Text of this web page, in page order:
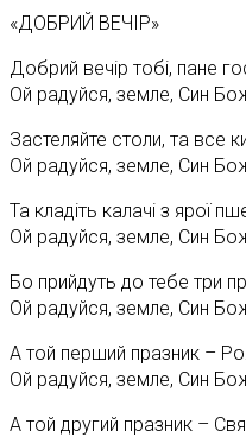
«ДОБРИЙ ВЕЧІР»
Добрий вечір тобі, пане
Ой радуйся, земле, Син
Застеляйте столи, та все
Ой радуйся, земле, Син
Та кладіть калачі з ярої
Ой радуйся, земле, Син
Бо прийдуть до тебе три
Ой радуйся, земле, Син
А той перший празник –
Ой радуйся, земле, Син
А той другий празник –